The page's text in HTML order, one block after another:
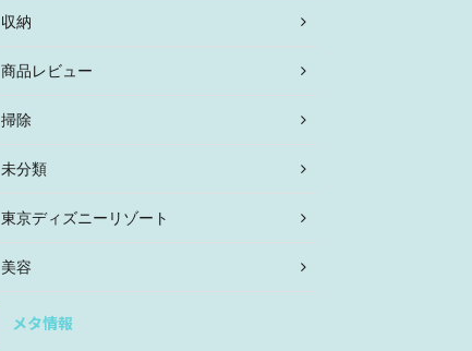
収納
商品レビュー
掃除
未分類
東京ディズニーリゾート
美容
メタ情報